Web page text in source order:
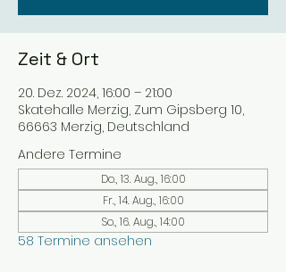
Zeit & Ort
20. Dez. 2024, 16:00 – 21:00
Skatehalle Merzig, Zum Gipsberg 10,
66663 Merzig, Deutschland
Andere Termine
Do., 13. Aug., 16:00
Fr., 14. Aug., 16:00
So., 16. Aug., 14:00
58 Termine ansehen